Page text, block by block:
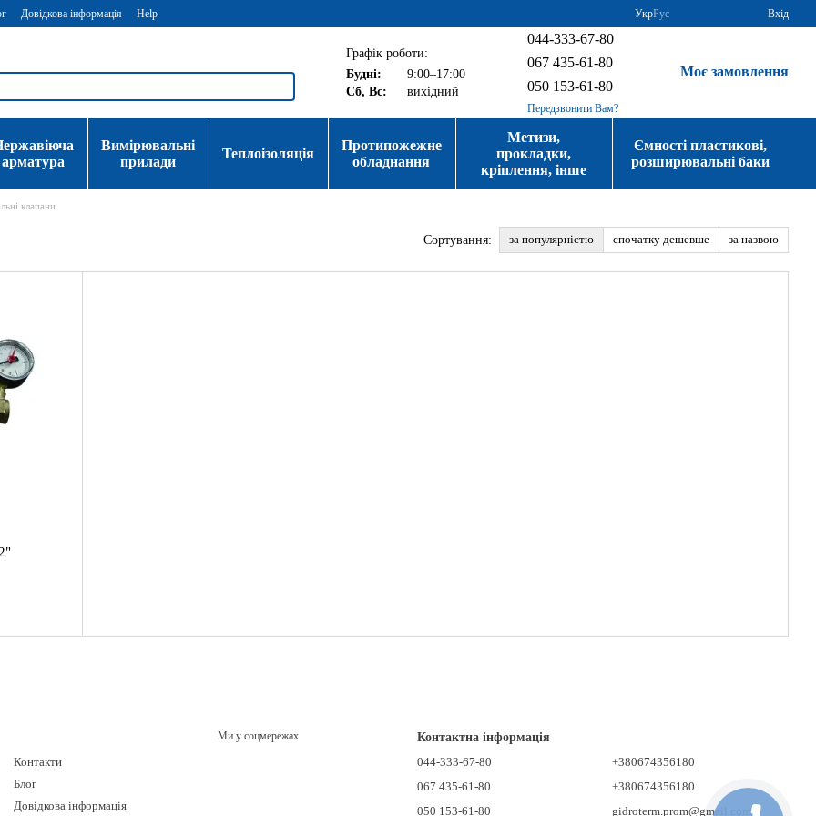
Довідкова інформація Help УкрРус Вхід
Графік роботи:
Будні:
9:00–17:00
Сб, Вс:
вихідний
044-333-67-80
067 435-61-80
050 153-61-80
Передзвонити Вам?
Моє замовлення
арматура
Вимірювальні
прилади
Теплоізоляція
Протипожежне
обладнання
Метизи,
прокладки,
кріплення, інше
Ємності пластикові,
розширювальні баки
клапани
Сортування: за популярністю спочатку дешевше за назвою
Контакти
Блог
Довідкова інформація
Ми у соцмережах
Контактна інформація
044-333-67-80
067 435-61-80
050 153-61-80
+380674356180
+380674356180
gidroterm.prom@gmail.com